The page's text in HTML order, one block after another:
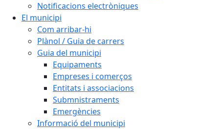
Notificacions electròniques
El municipi
Com arribar-hi
Plànol / Guia de carrers
Guia del municipi
Equipaments
Empreses i comerços
Entitats i associacions
Submnistraments
Emergències
Informació del municipi